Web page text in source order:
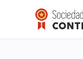
Nishikidôri
Calificación